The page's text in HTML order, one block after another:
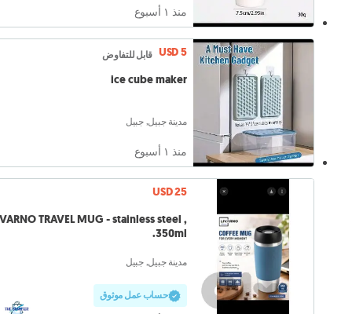
منذ ١ أسبوع
USD 5 قابل للتفاوض
ice cube maker
مدينة جبيل, جبيل
منذ ١ أسبوع
USD 25
TRAVEL MUG - stainless steel ,
350ml.
مدينة جبيل, جبيل
حساب عمل موثوق